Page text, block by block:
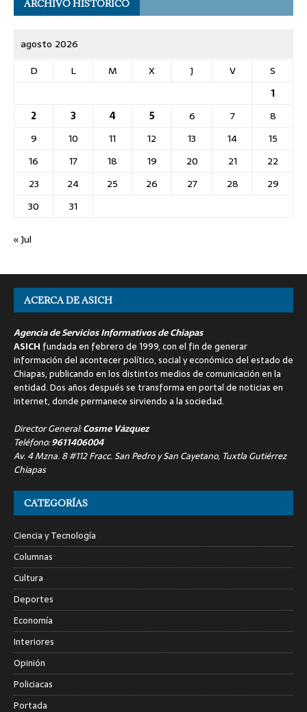
ARCHIVO HISTÓRICO
agosto 2026
D
L M X J V
S
1
2
3 4 5 6 7
8
9
10 11 12 13 14
15
16
17 18 19 20 21
22
23
24 25 26 27 28
29
30
31
« Jul
ACERCA DE ASICH
Agencia de Servicios Informativos de Chiapas
ASICH fundada en febrero de 1999, con el fin de generar
información del acontecer político, social y económico del estado de
Chiapas, publicando en los distintos medios de comunicación en la
entidad. Dos años después se transforma en portal de noticias en
internet, donde permanece sirviendo a la sociedad.
Director General:Cosme Vázquez
Teléfono:9611406004
Av. 4 Mzna. 8 #112 Fracc. San Pedro y San Cayetano, Tuxtla Gutiérrez
Chiapas
CATEGORÍAS
Ciencia y Tecnología
Columnas
Cultura
Deportes
Economía
Interiores
Opinión
Policiacas
Portada